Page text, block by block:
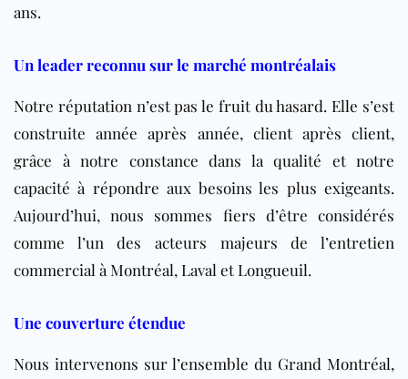
ans.
Un leader reconnu sur le marché montréalais
Notre réputation n’est pas le fruit du hasard. Elle s’est
construite année après année, client après client,
grâce à notre constance dans la qualité et notre
capacité à répondre aux besoins les plus exigeants.
Aujourd’hui, nous sommes fiers d’être considérés
comme l’un des acteurs majeurs de l’entretien
commercial à Montréal, Laval et Longueuil.
Une couverture étendue
Nous intervenons sur l’ensemble du Grand Montréal,